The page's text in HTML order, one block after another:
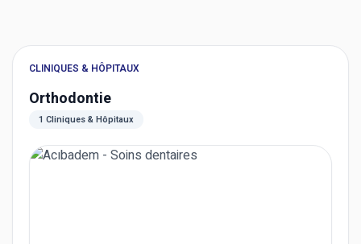
CLINIQUES & HÔPITAUX
Orthodontie
1 Cliniques & Hôpitaux